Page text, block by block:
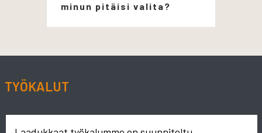
minun pitäisi valita?
TYÖKALUT